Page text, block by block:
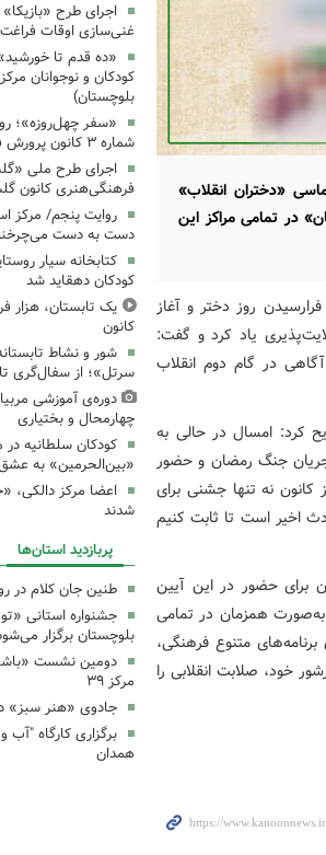
«دختران انقلاب»
در تمامی مراکز این
روز دختر و آغاز
یاد کرد و گفت:
در گام دوم انقلاب
کرد: امسال در حالی به
جنگ رمضان و حضور
نه تنها جشنی برای
اخیر است تا ثابت کنیم
برای حضور در این آیین
کرد: تجمع «دختران انقلاب» روز یکشنبه ساعت ۱۰ صبح به‌صورت همزمان در تمامی
متنوع فرهنگی،
خود، صلابت انقلابی را
اجرای طرح
غنی‌سازی اوقات
«ده قدم تا
کودکان و نوجوانان
بلوچستان)
«سفر چهل‌روزه»؛
شماره ۳ کانون پرورش فکری زنجان
اجرای طرح ملی
فرهنگی‌هنری کانون
روایت پنجم/ مرکز
دست به دست
کتابخانه سیار
کودکان دهقاید شد
یک تابستان،
کانون
شور و نشاط
سرتل»؛ از سفال‌گری
دوره‌ی آموزشی
چهارمحال و بختیاری
کودکان سلطانیه
«بین‌الحرمین» به
اعضا مرکز دالکی،
شدند
پربازدید استان‌ها
طنین جان کلام در
جشنواره استانی
بلوچستان برگزار
دومین نشست
مرکز ۳۹
جادوی «هنر سبز»
همدان